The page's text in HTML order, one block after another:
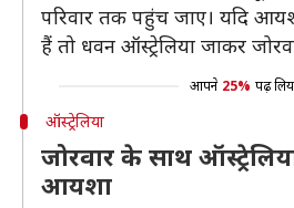
परिवार तक पहुंच जाए। यदि
हैं तो धवन ऑस्ट्रेलिया जाकर
आपने 25% पढ़
ऑस्ट्रेलिया
जोरवार के साथ
आयशा